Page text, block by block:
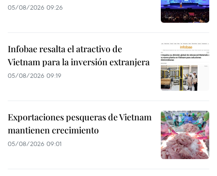
05/08/2026 09:26
Infobae resalta el atractivo de
Vietnam para la inversión extranjera
05/08/2026 09:19
Exportaciones pesqueras de Vietnam
mantienen crecimiento
05/08/2026 09:01